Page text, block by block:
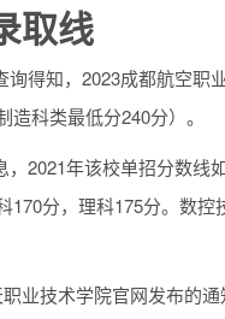
取线
得知，2023成都航空
科类最低分240分）。
2021年该校单招分数线
分，理科175分。数
业技术学院官网发布的